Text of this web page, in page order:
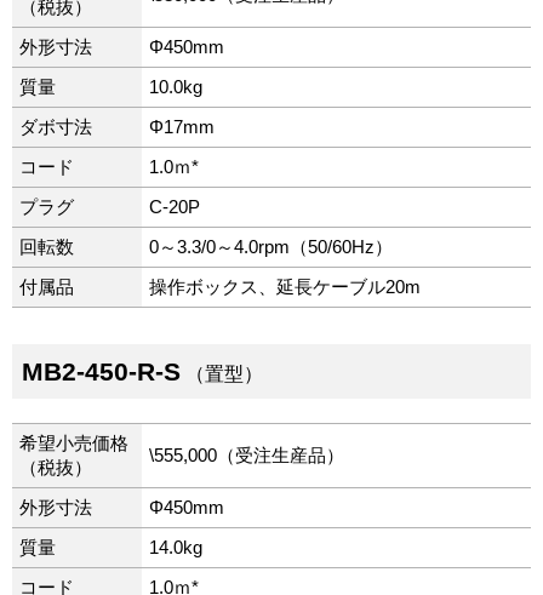
（税抜）
外形寸法 Φ450mm
質量 10.0kg
ダボ寸法 Φ17mm
コード 1.0ｍ*
プラグ C-20P
回転数 0～3.3/0～4.0rpm（50/60Hz）
付属品 操作ボックス、延長ケーブル20m
MB2-450-R-S （置型）
希望小売価格
（税抜）
\555,000（受注生産品）
外形寸法 Φ450mm
質量 14.0kg
コード 1.0ｍ*